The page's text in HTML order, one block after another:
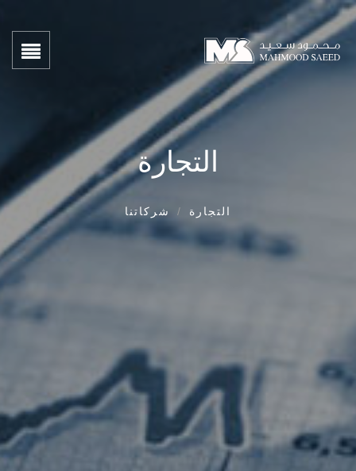
التجارة
شركاتنا / التجارة